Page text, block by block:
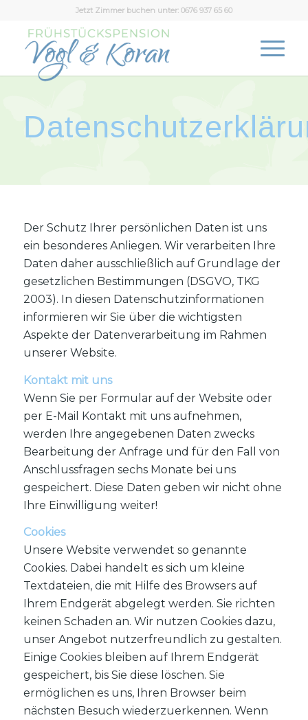
Jetzt Zimmer buchen unter: 0676 937 65 60
Der Schutz Ihrer persönlichen Daten ist uns
ein besonderes Anliegen. Wir verarbeiten Ihre
Daten daher ausschließlich auf Grundlage der
gesetzlichen Bestimmungen (DSGVO, TKG
2003). In diesen Datenschutzinformationen
informieren wir Sie über die wichtigsten
Aspekte der Datenverarbeitung im Rahmen
unserer Website.
Kontakt mit uns
Wenn Sie per Formular auf der Website oder
per E-Mail Kontakt mit uns aufnehmen,
werden Ihre angegebenen Daten zwecks
Bearbeitung der Anfrage und für den Fall von
Anschlussfragen sechs Monate bei uns
gespeichert. Diese Daten geben wir nicht ohne
Ihre Einwilligung weiter!
Cookies
Unsere Website verwendet so genannte
Cookies. Dabei handelt es sich um kleine
Textdateien, die mit Hilfe des Browsers auf
Ihrem Endgerät abgelegt werden. Sie richten
keinen Schaden an. Wir nutzen Cookies dazu,
unser Angebot nutzerfreundlich zu gestalten.
Einige Cookies bleiben auf Ihrem Endgerät
gespeichert, bis Sie diese löschen. Sie
ermöglichen es uns, Ihren Browser beim
nächsten Besuch wiederzuerkennen. Wenn